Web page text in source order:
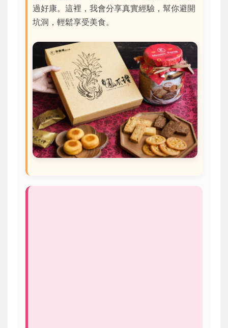
過好康。這裡，我會分享真實經驗，幫你避開
坑洞，輕鬆享受美食。